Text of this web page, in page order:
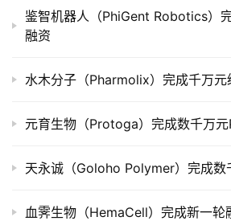
并
购
组
公
上
登录 注册
鉴智机器人（PhiGent Robotics）
融资
水木分子（Pharmolix）完成千万元
元育生物（Protoga）完成数千万
天永诚（Goloho Polymer）完成数
血霁生物（HemaCell）完成新一轮